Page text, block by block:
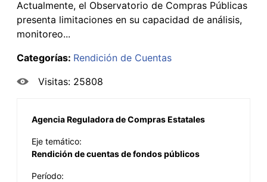
Actualmente, el Observatorio de Compras Públicas
presenta limitaciones en su capacidad de análisis,
monitoreo...
Categorías: Rendición de Cuentas
Visitas: 25808
Agencia Reguladora de Compras Estatales
Eje temático:
Rendición de cuentas de fondos públicos
Período: